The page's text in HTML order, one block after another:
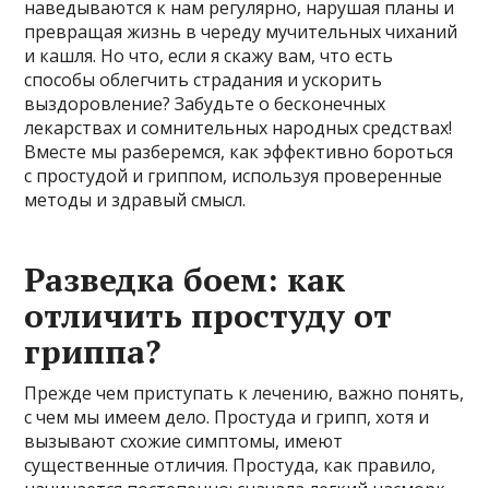
наведываются к нам регулярно, нарушая планы и
превращая жизнь в череду мучительных чиханий
и кашля. Но что, если я скажу вам, что есть
способы облегчить страдания и ускорить
выздоровление? Забудьте о бесконечных
лекарствах и сомнительных народных средствах!
Вместе мы разберемся, как эффективно бороться
с простудой и гриппом, используя проверенные
методы и здравый смысл.
Разведка боем: как
отличить простуду от
гриппа?
Прежде чем приступать к лечению, важно понять,
с чем мы имеем дело. Простуда и грипп, хотя и
вызывают схожие симптомы, имеют
существенные отличия. Простуда, как правило,